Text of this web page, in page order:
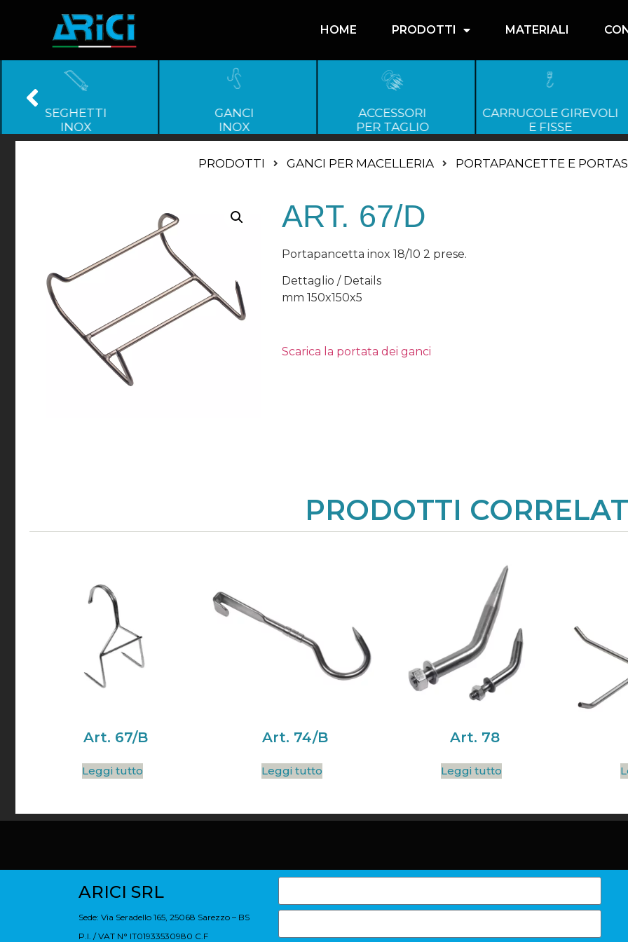
HOME PRODOTTI MATERIALI
SEGHETTI
INOX
GANCI
INOX
ACCESSORI
PER TAGLIO
CARRUCOLE GIREVOLI
E FISSE
PRODOTTI GANCI PER MACELLERIA PORTAPANCETTE E
ART. 67/D
Portapancetta inox 18/10 2 prese.
Dettaglio / Details
mm 150x150x5
Scarica la portata dei ganci
PRODOTTI
Art. 67/B
Leggi tutto
Art. 74/B
Leggi tutto
Art. 78
Leggi tutto
ARICI SRL
Sede: Via Seradello 165, 25068 Sarezzo – BS
P.I. / VAT N° IT01933530980 C.F